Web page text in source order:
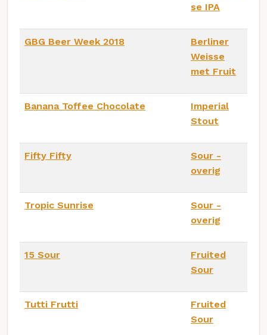
se IPA
GBG Beer Week 2018
Berliner
Weisse
met Fruit
Banana Toffee Chocolate
Imperial
Stout
Fifty Fifty
Sour -
overig
Tropic Sunrise
Sour -
overig
15 Sour
Fruited
Sour
Tutti Frutti
Fruited
Sour